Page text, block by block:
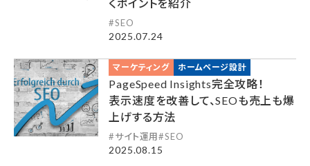
くポイントを紹介
SEO
2025.07.24
マーケティング ホームページ設計
PageSpeed Insights完全攻略！
表示速度を改善して、SEOも売上も爆
上げする方法
サイト運用 SEO
2025.08.15